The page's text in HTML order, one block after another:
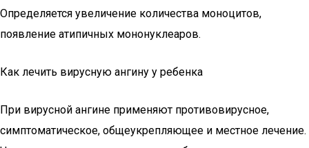
Определяется увеличение количества моноцитов,
появление атипичных мононуклеаров.
Как лечить вирусную ангину у ребенка
При вирусной ангине применяют противовирусное,
симптоматическое, общеукрепляющее и местное лечение.